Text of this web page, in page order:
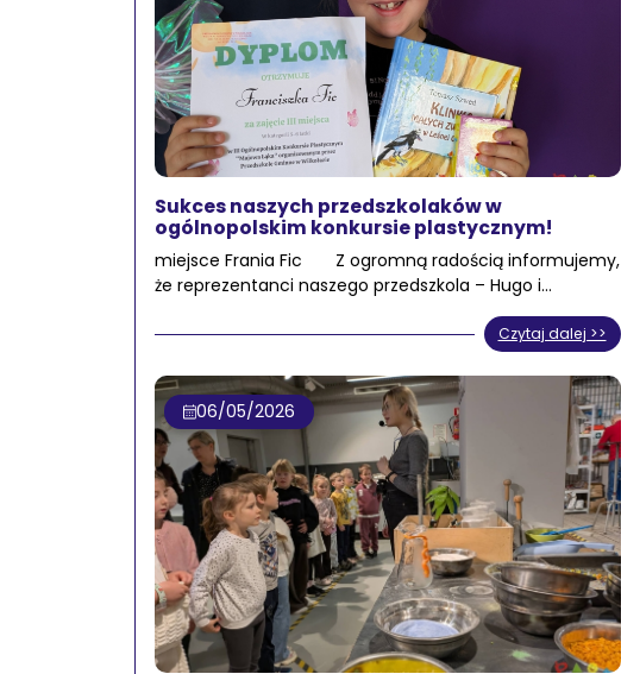
Sukces naszych przedszkolaków w
ogólnopolskim konkursie plastycznym!
miejsce Frania Fic Z ogromną radością informujemy,
że reprezentanci naszego przedszkola – Hugo i…
Czytaj dalej >>
06/05/2026